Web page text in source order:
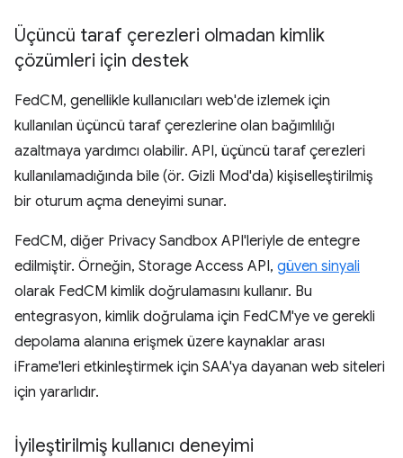
Üçüncü taraf çerezleri olmadan kimlik
çözümleri için destek
FedCM, genellikle kullanıcıları web'de izlemek için
kullanılan üçüncü taraf çerezlerine olan bağımlılığı
azaltmaya yardımcı olabilir. API, üçüncü taraf çerezleri
kullanılamadığında bile (ör. Gizli Mod'da) kişiselleştirilmiş
bir oturum açma deneyimi sunar.
FedCM, diğer Privacy Sandbox API'leriyle de entegre
edilmiştir. Örneğin, Storage Access API, güven sinyali
olarak FedCM kimlik doğrulamasını kullanır. Bu
entegrasyon, kimlik doğrulama için FedCM'ye ve gerekli
depolama alanına erişmek üzere kaynaklar arası
iFrame'leri etkinleştirmek için SAA'ya dayanan web siteleri
için yararlıdır.
İyileştirilmiş kullanıcı deneyimi